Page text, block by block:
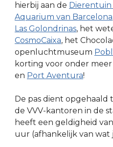
hierbij aan de Dierentuin
Aquarium van Barcelona
Las Golondrinas, het
CosmoCaixa, het
openluchtmuseum
korting voor onder
en Port Aventura!
De pas dient opgehaald
de VVV-kantoren in de
heeft een geldigheid
uur (afhankelijk van wat